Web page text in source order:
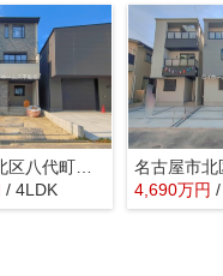
名古屋市北区八代町２丁目24『仲介料無料』新築戸建て
/ 4LDK 4,690万円